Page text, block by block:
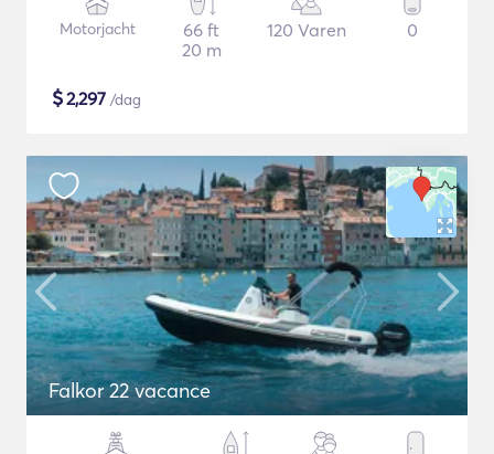
Motorjacht
66 ft
20 m
120 Varen 0
$2,297 /dag
Falkor 22 vacance